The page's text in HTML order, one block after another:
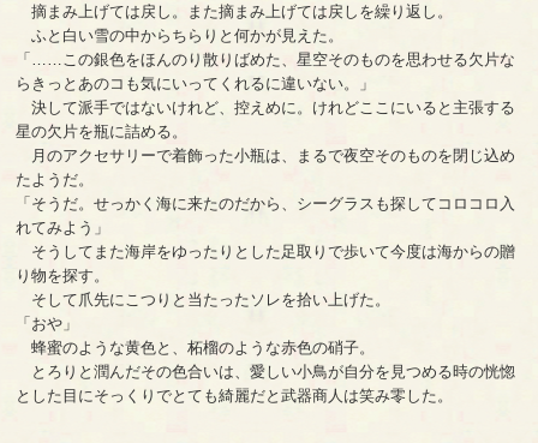
摘まみ上げては戻し。また摘まみ上げては戻しを繰り返し。
ふと白い雪の中からちらりと何かが見えた。
「……この銀色をほんのり散りばめた、星空そのものを思わせる欠片な
らきっとあのコも気にいってくれるに違いない。」
決して派手ではないけれど、控えめに。けれどここにいると主張する
星の欠片を瓶に詰める。
月のアクセサリーで着飾った小瓶は、まるで夜空そのものを閉じ込め
たようだ。
「そうだ。せっかく海に来たのだから、シーグラスも探してコロコロ入
れてみよう」
そうしてまた海岸をゆったりとした足取りで歩いて今度は海からの贈
り物を探す。
そして爪先にこつりと当たったソレを拾い上げた。
「おや」
蜂蜜のような黄色と、柘榴のような赤色の硝子。
とろりと潤んだその色合いは、愛しい小鳥が自分を見つめる時の恍惚
とした目にそっくりでとても綺麗だと武器商人は笑み零した。